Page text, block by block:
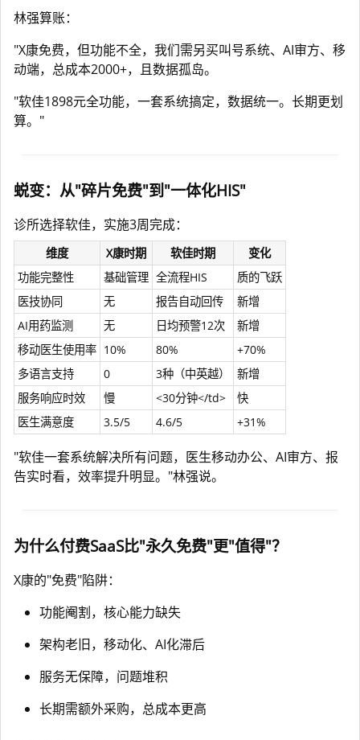
林强算账：
"X康免费，但功能不全，我们需另买叫号系统、AI审方、移
动端，总成本2000+，且数据孤岛。
"软佳1898元全功能，一套系统搞定，数据统一。长期更划
算。"
蜕变：从"碎片免费"到"一体化HIS"
诊所选择软佳，实施3周完成：
维度 X康时期 软佳时期
变化
功能完整性
基础管理 全流程HIS
质的飞跃
医技协同
无 报告自动回传
新增
AI用药监测
无 日均预警12次
新增
移动医生使用率 10% 80%
+70%
多语言支持
0 3种（中英越）
新增
服务响应时效
慢 <30分钟</td>
快
医生满意度
3.5/5 4.6/5 +31%
"软佳一套系统解决所有问题，医生移动办公、AI审方、报
告实时看，效率提升明显。"林强说。
为什么付费SaaS比"永久免费"更"值得"？
X康的"免费"陷阱：
功能阉割，核心能力缺失
架构老旧，移动化、AI化滞后
服务无保障，问题堆积
长期需额外采购，总成本更高